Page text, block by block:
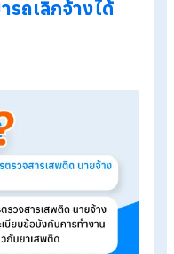
บังคับให้พนักงาน
อน
ทย พุทธศักราช 2560 มาตรา
สิทธิและเสรีภาพในชีวิตและ
ารค้นตัวบุคคล หรือการกระทำ
ภาพในชีวิตหรือร่างกายจะกระ
ญัต ดังนั้นหากว่าด้วยกฎหมาย
นตรวจสารเสพติดได้หากพนัก